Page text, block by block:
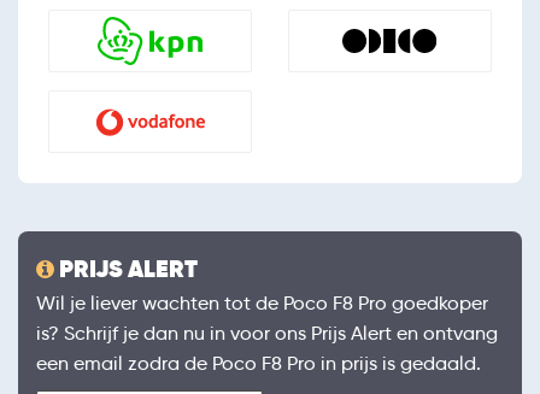
PRIJS ALERT
Wil je liever wachten tot de Poco F8 Pro goedkoper
is? Schrijf je dan nu in voor ons Prijs Alert en ontvang
een email zodra de Poco F8 Pro in prijs is gedaald.